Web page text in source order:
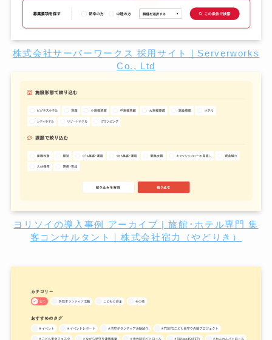
株式会社サーバーワークス 採用サイト｜Serverworks
Co., Ltd
ヨリソイの導入事例 アーカイブ | 旅館･ホテル専門 集
客コンサルタント｜株式会社宿力（やどりき）